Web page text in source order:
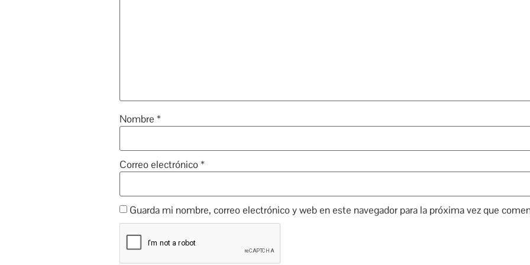
Nombre *
Correo electrónico*
Guarda mi nombre, correo electrónico y web en este navegador para la próxima vez que